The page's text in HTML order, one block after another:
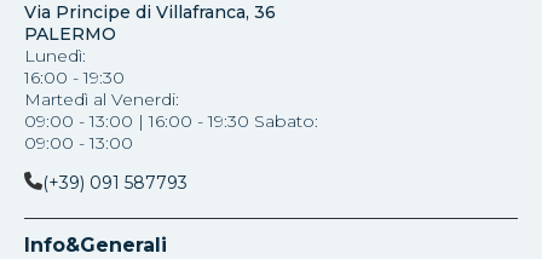
Via Principe di Villafranca, 36
PALERMO
Lunedì:
16:00 - 19:30
Martedì al Venerdi:
09:00 - 13:00 | 16:00 - 19:30 Sabato:
09:00 - 13:00
(+39) 091 587793
Info&Generali